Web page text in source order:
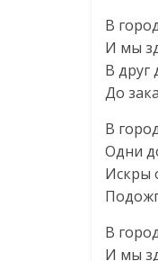
В
И мы
В друг
До
В
Одни
Искры
В
И мы